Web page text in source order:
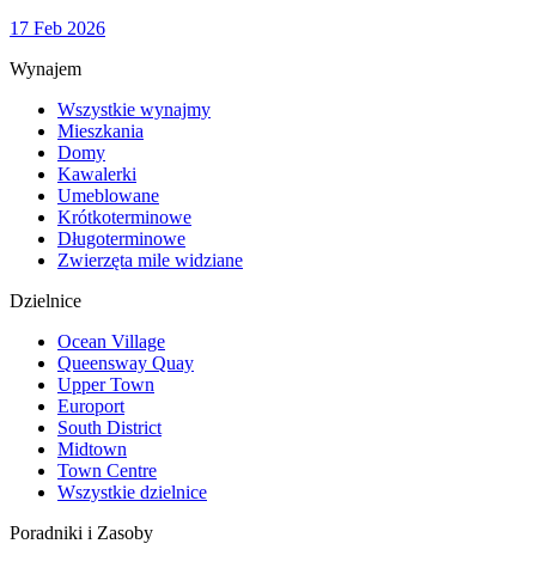
17 Feb 2026
Wynajem
Wszystkie wynajmy
Mieszkania
Domy
Kawalerki
Umeblowane
Krótkoterminowe
Długoterminowe
Zwierzęta mile widziane
Dzielnice
Ocean Village
Queensway Quay
Upper Town
Europort
South District
Midtown
Town Centre
Wszystkie dzielnice
Poradniki i Zasoby